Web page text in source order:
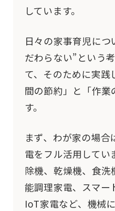
しています。
日々の家事育児につ
だわらない”という
て、そのために実践
間の節約」と「作業
す。
まず、わが家の場
電をフル活用してい
除機、乾燥機、食洗
能調理家電、スマー
IoT家電など、 機械